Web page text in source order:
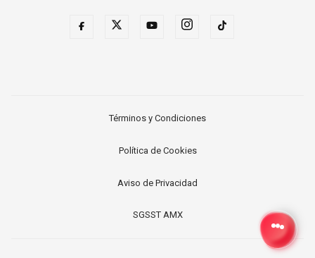
Términos y Condiciones
Política de Cookies
Aviso de Privacidad
SGSST AMX